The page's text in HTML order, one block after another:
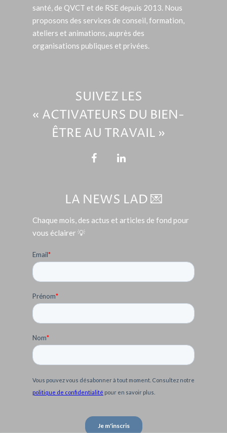
santé, de QVCT et de RSE depuis 2013. Nous
proposons des services de conseil, formation,
ateliers et animations, auprès des
organisations publiques et privées.
SUIVEZ LES
« ACTIVATEURS DU BIEN-
ÊTRE AU TRAVAIL »
LA NEWS LAD 💌
Chaque mois, des actus et articles de fond pour
vous éclairer 💡